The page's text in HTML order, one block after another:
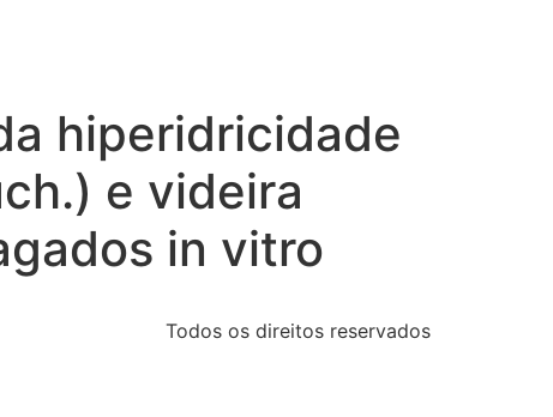
hiperidricidade
e videira
in vitro
Todos os direitos reservados